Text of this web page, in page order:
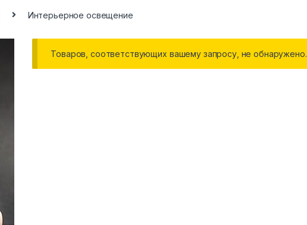
Интерьерное освещение
Товаров, соответствующих вашему запросу, не обнаружено.